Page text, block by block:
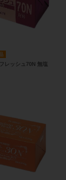
レッシュ70N 無塩